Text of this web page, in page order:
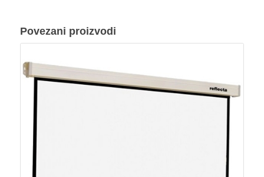
Povezani proizvodi